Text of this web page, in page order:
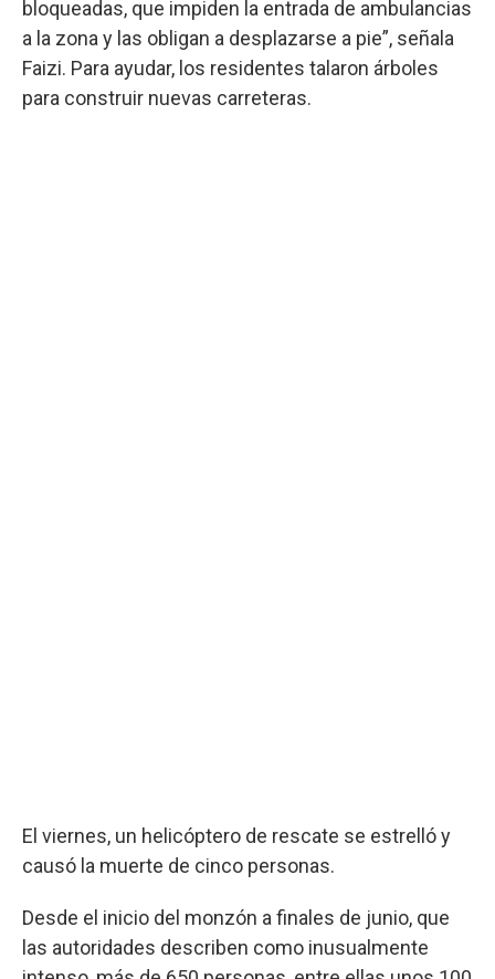
bloqueadas, que impiden la entrada de ambulancias
a la zona y las obligan a desplazarse a pie”, señala
Faizi. Para ayudar, los residentes talaron árboles
para construir nuevas carreteras.
El viernes, un helicóptero de rescate se estrelló y
causó la muerte de cinco personas.
Desde el inicio del monzón a finales de junio, que
las autoridades describen como inusualmente